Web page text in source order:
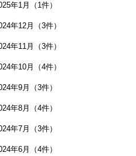
年1月（1件）
年12月（3件）
年11月（3件）
年10月（4件）
年9月（3件）
年8月（4件）
年7月（3件）
年6月（4件）